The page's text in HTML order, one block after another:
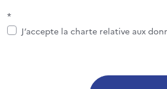
*
J’accepte la charte relative aux